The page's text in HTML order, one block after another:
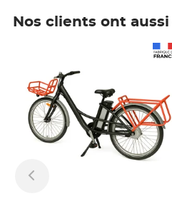
Nos clients ont